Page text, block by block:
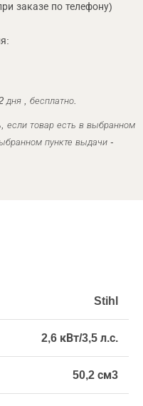
заказе по телефону)
дня , бесплатно.
если товар есть в выбранном
пункте выдачи -
Stihl
2,6 кВт/3,5 л.с.
50,2 см3